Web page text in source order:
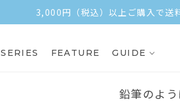
3,000円（税込）以上ご購入で送
SERIES FEATURE GUIDE
鉛筆のよ